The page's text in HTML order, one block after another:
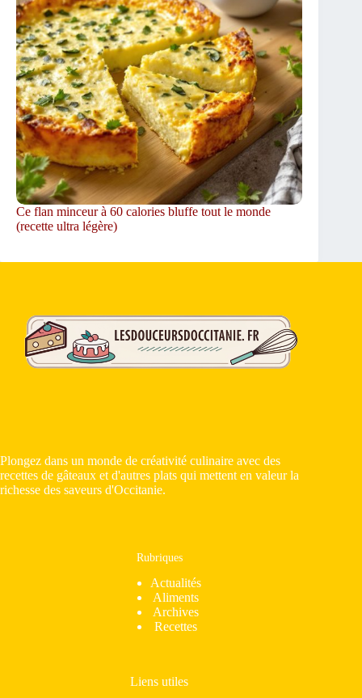
Ce flan minceur à 60 calories bluffe tout le monde
(recette ultra légère)
Plongez dans un monde de créativité culinaire avec des
recettes de gâteaux et d'autres plats qui mettent en valeur la
richesse des saveurs d'Occitanie.
Rubriques
Actualités
Aliments
Archives
Recettes
Liens utiles